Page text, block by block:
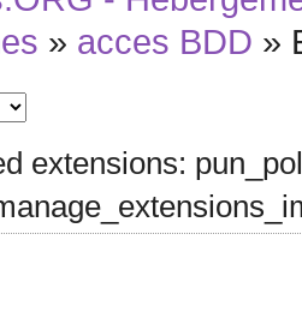
» acces BDD »
extensions: